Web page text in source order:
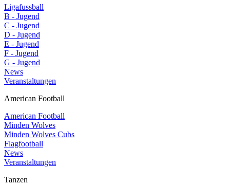
Ligafussball
B - Jugend
C - Jugend
D - Jugend
E - Jugend
F - Jugend
G - Jugend
News
Veranstaltungen
American Football
American Football
Minden Wolves
Minden Wolves Cubs
Flagfootball
News
Veranstaltungen
Tanzen